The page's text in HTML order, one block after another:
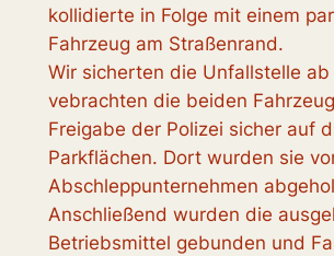
kollidierte in Folge mit einem
Fahrzeug am Straßenrand.
Wir sicherten die Unfallstelle ab
vebrachten die beiden
Freigabe der Polizei sicher auf
Parkflächen. Dort wurden sie
Abschleppunternehmen
Anschließend wurden die
Betriebsmittel gebunden und